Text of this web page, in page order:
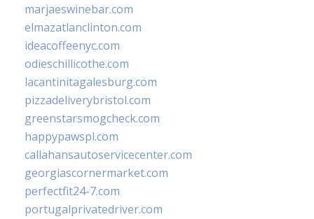
marjaeswinebar.com
elmazatlanclinton.com
ideacoffeenyc.com
odieschillicothe.com
lacantinitagalesburg.com
pizzadeliverybristol.com
greenstarsmogcheck.com
happypawspl.com
callahansautoservicecenter.com
georgiascornermarket.com
perfectfit24-7.com
portugalprivatedriver.com